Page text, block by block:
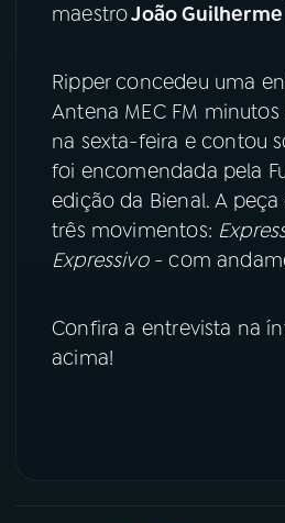
YouTube
Instagram X
TikTok
maestroJoão
Ripper concedeu uma
Antena MEC FM
na sexta-feira e contou
foi encomendada pela
edição da Bienal. A
três movimentos:
Expressivo- com
Confira a entrevista na
acima!